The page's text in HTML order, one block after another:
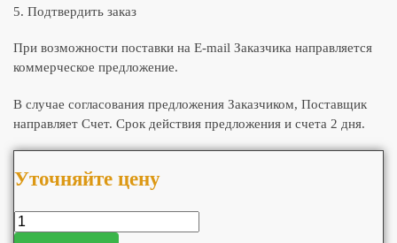
5. Подтвердить заказ
При возможности поставки на E-mail Заказчика направляется
коммерческое предложение.
В случае согласования предложения Заказчиком, Поставщик
направляет Счет. Срок действия предложения и счета 2 дня.
Уточняйте цену